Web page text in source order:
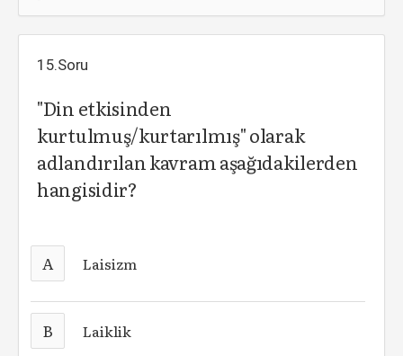
15.Soru
"Din etkisinden
kurtulmuş/kurtarılmış" olarak
adlandırılan kavram aşağıdakilerden
hangisidir?
A Laisizm
B Laiklik